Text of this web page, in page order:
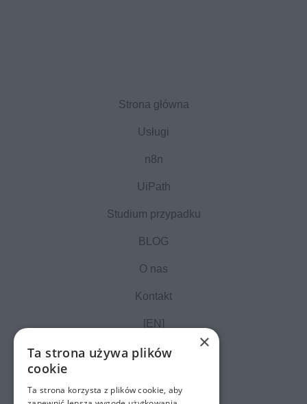
Strona główna
Usługi
n8n
UiPath
Studium przypadku
BLOG
O nas
Kontakt
[EN]
×
Ta strona używa plików
cookie
Ta strona korzysta z plików cookie, aby